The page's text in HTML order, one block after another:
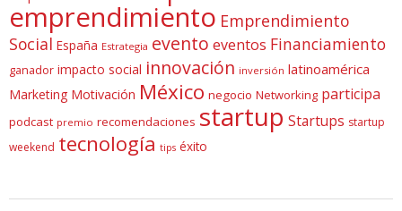
emprendimiento Emprendimiento
Social España Estrategia evento eventos Financiamiento
ganador impacto social innovación inversión latinoamérica
Marketing Motivación México negocio Networking participa
podcast premio recomendaciones startup Startups startup
weekend tecnología tips éxito